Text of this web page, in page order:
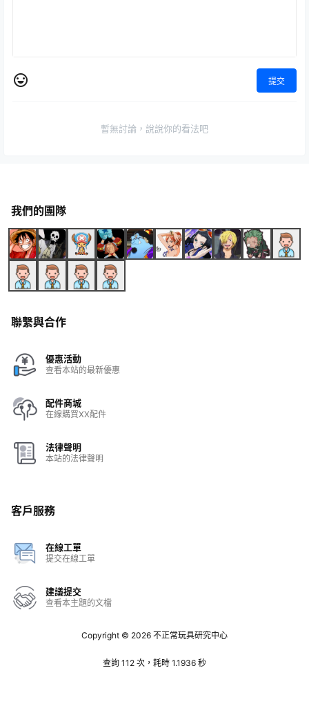
提交
暫無討論，說說你的看法吧
我們的團隊
聯繫與合作
優惠活動
查看本站的最新優惠
配件商城
在線購買XX配件
法律聲明
本站的法律聲明
客戶服務
在線工單
提交在線工單
建議提交
查看本主題的文檔
Copyright © 2026 不正常玩具研究中心
查詢 112 次，耗時 1.1936 秒